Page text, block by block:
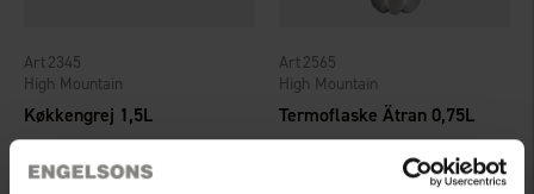
Køkkengrej 1,5L
High Mountain
2345
189 kr.
Termoflaske Ätran 0,75L
High Mountain
2565
50 kr.
4.6 ud af 5 stjerner